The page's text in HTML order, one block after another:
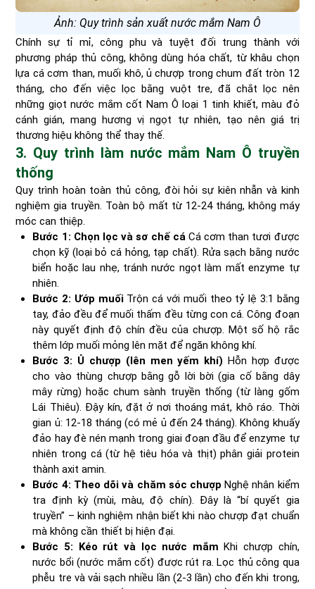
Ảnh: Quy trình sản xuất nước mắm Nam Ô
Chính sự tỉ mỉ, công phu và tuyệt đối trung thành với
phương pháp thủ công, không dùng hóa chất, từ khâu chọn
lựa cá cơm than, muối khô, ủ chượp trong chum đất tròn 12
tháng, cho đến việc lọc bằng vuột tre, đã chắt lọc nên
những giọt nước mắm cốt Nam Ô loại 1 tinh khiết, màu đỏ
cánh gián, mang hương vị ngọt tự nhiên, tạo nên giá trị
thương hiệu không thể thay thế.
3. Quy trình làm nước mắm Nam Ô truyền
thống
Quy trình hoàn toàn thủ công, đòi hỏi sự kiên nhẫn và kinh
nghiệm gia truyền. Toàn bộ mất từ 12-24 tháng, không máy
móc can thiệp.
Bước 1: Chọn lọc và sơ chế cáCá cơm than tươi được
chọn kỹ (loại bỏ cá hỏng, tạp chất). Rửa sạch bằng nước
biển hoặc lau nhẹ, tránh nước ngọt làm mất enzyme tự
nhiên.
Bước 2: Ướp muốiTrộn cá với muối theo tỷ lệ 3:1 bằng
tay, đảo đều để muối thấm đều từng con cá. Công đoạn
này quyết định độ chín đều của chượp. Một số hộ rắc
thêm lớp muối mỏng lên mặt để ngăn không khí.
Bước 3: Ủ chượp (lên men yếm khí) Hỗn hợp được
cho vào thùng chượp bằng gỗ lời bời (gia cố bằng dây
mây rừng) hoặc chum sành truyền thống (từ làng gốm
Lái Thiêu). Đậy kín, đặt ở nơi thoáng mát, khô ráo. Thời
gian ủ: 12-18 tháng (có mẻ ủ đến 24 tháng). Không khuấy
đảo hay đè nén mạnh trong giai đoạn đầu để enzyme tự
nhiên trong cá (từ hệ tiêu hóa và thịt) phân giải protein
thành axit amin.
Bước 4: Theo dõi và chăm sóc chượp Nghệ nhân kiểm
tra định kỳ (mùi, màu, độ chín). Đây là “bí quyết gia
truyền” – kinh nghiệm nhận biết khi nào chượp đạt chuẩn
mà không cần thiết bị hiện đại.
Bước 5: Kéo rút và lọc nước mắm Khi chượp chín,
nước bổi (nước mắm cốt) được rút ra. Lọc thủ công qua
phễu tre và vải sạch nhiều lần (2-3 lần) cho đến khi trong,